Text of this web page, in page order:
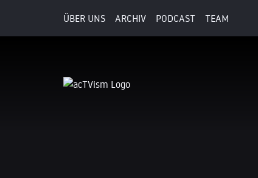
ÜBER UNS ARCHIV PODCAST TEAM